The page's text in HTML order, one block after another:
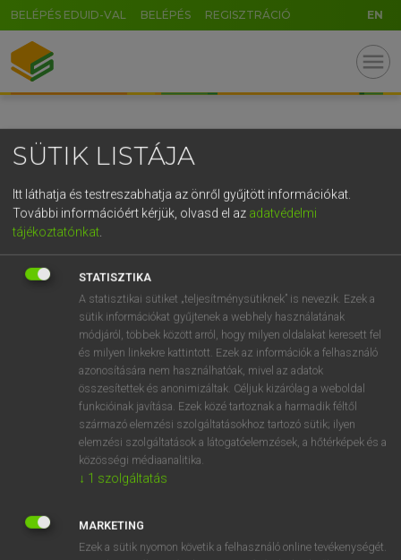
BELÉPÉS EDUID-VAL BELÉPÉS REGISZTRÁCIÓ EN
menu
OOOOPS!
SÜTIK LISTÁJA
Itt láthatja és testreszabhatja az önről gyűjtött információkat.
További információért kérjük, olvasd el az adatvédelmi
tájékoztatónkat
STATISZTIKA
A statisztikai sütiket „teljesítménysütiknek” is nevezik. Ezek a
sütik információkat gyűjtenek a webhely használatának
módjáról, többek között arról, hogy milyen oldalakat keresett fel
és milyen linkekre kattintott. Ezek az információk a felhasználó
azonosítására nem használhatóak, mivel az adatok
összesítettek és anonimizáltak. Céljuk kizárólag a weboldal
funkcióinak javítása. Ezek közé tartoznak a harmadik féltől
származó elemzési szolgáltatásokhoz tartozó sütik; ilyen
elemzési szolgáltatások a látogatóelemzések, a hőtérképek és a
közösségi médiaanalitika.
↓ 1 szolgáltatás
MARKETING
Ezek a sütik nyomon követik a felhasználó online tevékenységét.
GR
5
g h k l
v b n m , . - AltGr